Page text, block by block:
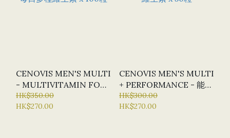
CENOVIS MEN'S MULTI
- MULTIVITAMIN FOR
ENERGY 每日多種維生素
X 100粒
HK$350.00
HK$270.00
CENOVIS MEN'S MULTI
+ PERFORMANCE - 能量
複合維生素 X 50粒
HK$300.00
HK$270.00